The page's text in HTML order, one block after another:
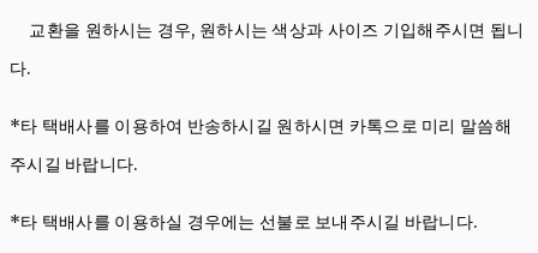
교환을 원하시는 경우, 원하시는 색상과 사이즈 기입해주시면 됩니
다.
*타 택배사를 이용하여 반송하시길 원하시면 카톡으로 미리 말씀해
주시길 바랍니다.
*타 택배사를 이용하실 경우에는 선불로 보내주시길 바랍니다.